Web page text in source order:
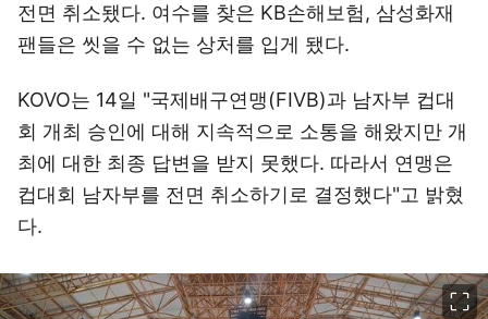
전면 취소됐다. 여수를 찾은 KB손해보험, 삼성화재
팬들은 씻을 수 없는 상처를 입게 됐다.
KOVO는 14일 "국제배구연맹(FIVB)과 남자부 컵대
회 개최 승인에 대해 지속적으로 소통을 해왔지만 개
최에 대한 최종 답변을 받지 못했다. 따라서 연맹은
컵대회 남자부를 전면 취소하기로 결정했다"고 밝혔
다.